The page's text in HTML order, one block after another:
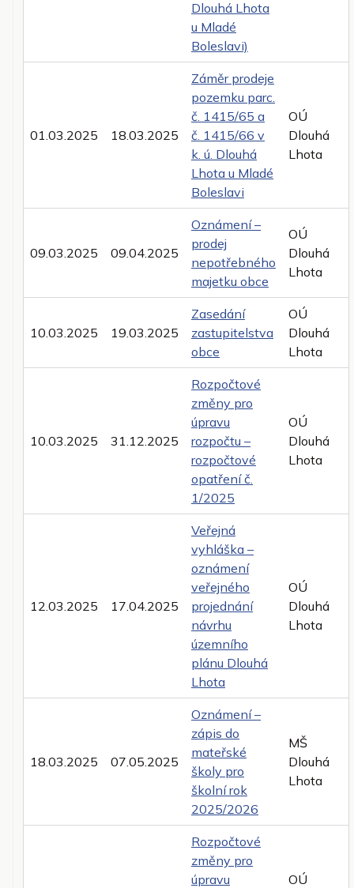
Dlouhá Lhota
u Mladé
Boleslavi)
01.03.2025 18.03.2025
Záměr prodeje
pozemku parc.
č. 1415/65 a
č. 1415/66 v
k. ú. Dlouhá
Lhota u Mladé
Boleslavi
OÚ
Dlouhá
Lhota
09.03.2025 09.04.2025
Oznámení –
prodej
nepotřebného
majetku obce
OÚ
Dlouhá
Lhota
10.03.2025 19.03.2025
Zasedání
zastupitelstva
obce
OÚ
Dlouhá
Lhota
10.03.2025 31.12.2025
Rozpočtové
změny pro
úpravu
rozpočtu –
rozpočtové
opatření č.
1/2025
OÚ
Dlouhá
Lhota
12.03.2025 17.04.2025
Veřejná
vyhláška –
oznámení
veřejného
projednání
návrhu
územního
plánu Dlouhá
Lhota
OÚ
Dlouhá
Lhota
18.03.2025 07.05.2025
Oznámení –
zápis do
mateřské
školy pro
školní rok
2025/2026
MŠ
Dlouhá
Lhota
Rozpočtové
změny pro
úpravu
OÚ